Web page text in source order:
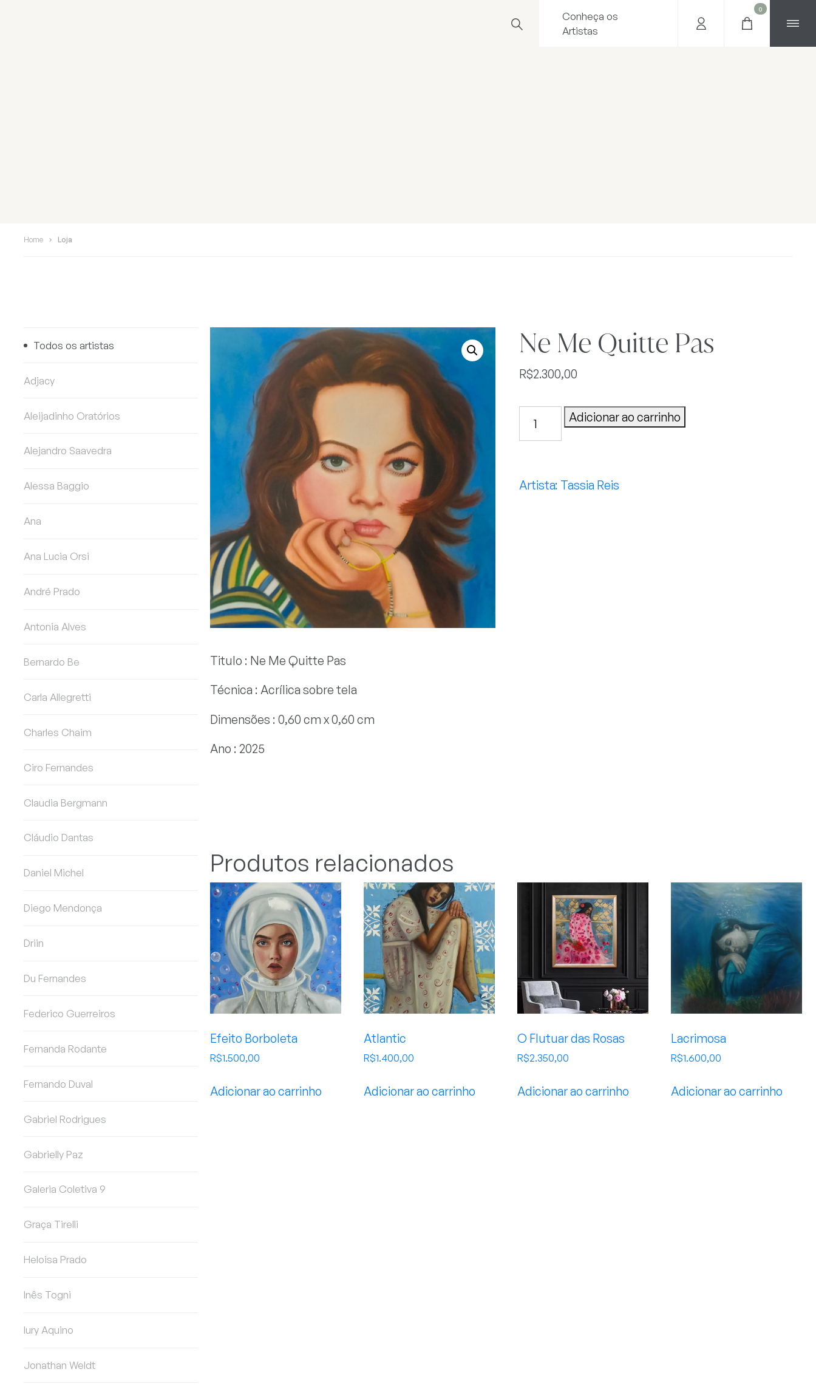
Conheça os
Artistas
0
Home Loja
Todos os artistas
Adjacy
Aleijadinho Oratórios
Alejandro Saavedra
Alessa Baggio
Ana
Ana Lucia Orsi
André Prado
Antonia Alves
Bernardo Be
Carla Allegretti
Charles Chaim
Ciro Fernandes
Claudia Bergmann
Cláudio Dantas
Daniel Michel
Diego Mendonça
Driin
Du Fernandes
Federico Guerreiros
Fernanda Rodante
Fernando Duval
Gabriel Rodrigues
Gabrielly Paz
Galeria Coletiva 9
Graça Tirelli
Heloisa Prado
Inês Togni
Iury Aquino
Jonathan Weldt
Ne Me Quitte Pas
R$2.300,00
Me
quantidade
Adicionar ao carrinho
Tassia Reis
Titulo : Ne Me Quitte Pas
Técnica : Acrílica sobre tela
Dimensões : 0,60 cm x 0,60 cm
Ano : 2025
Produtos relacionados
Efeito Borboleta
R$1.500,00
Adicionar ao carrinho
Atlantic
R$1.400,00
Adicionar ao carrinho
O Flutuar das Rosas
R$2.350,00
Adicionar ao carrinho
Lacrimosa
R$1.600,00
Adicionar ao carrinho